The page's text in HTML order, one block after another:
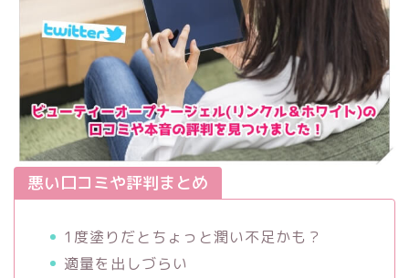
悪い口コミや評判まとめ
1度塗りだとちょっと潤い不足かも？
適量を出しづらい